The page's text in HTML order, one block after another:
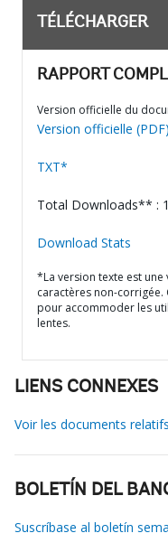
TÉLÉCHARGER
RAPPORT
Version officielle du
Version officielle (PDF)
TXT*
Total Downloads** :
Download Stats
*La version texte est
caractères non-
pour accommoder les
lentes.
LIENS CONNEXES
Voir les documents
BOLETÍN DEL
Suscríbase al boletín